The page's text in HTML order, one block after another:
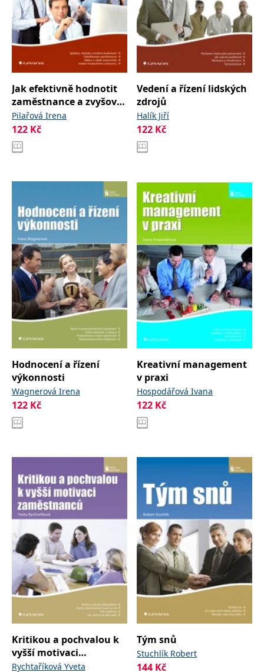
Jak efektivně hodnotit
zaměstnance a zvyšovat
jejich výkonnost
Pilařová Irena
122 Kč
Vedení a řízení lidských
zdrojů
Halík Jiří
122 Kč
Hodnocení a řízení
výkonnosti
Wagnerová Irena
122 Kč
Kreativní management
v praxi
Hospodářová Ivana
122 Kč
Kritikou a pochvalou k
vyšší motivaci
zaměstnanců
Rychtaříková Yveta
Tým snů
Stuchlík Robert
144 Kč